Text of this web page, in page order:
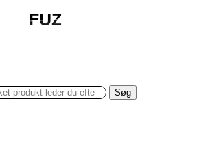
FUZ
FUZ
Søg